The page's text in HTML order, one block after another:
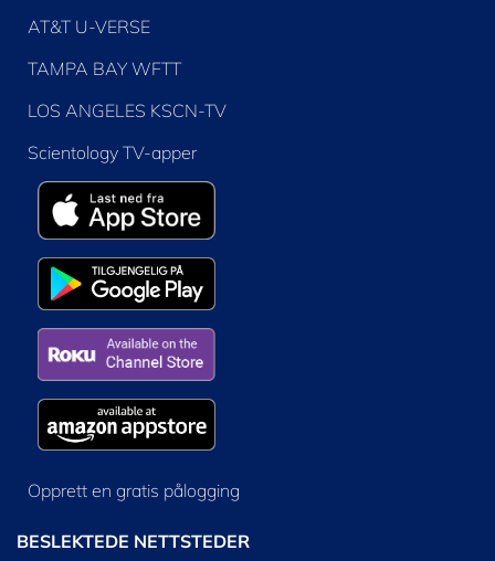
AT&T U-VERSE
TAMPA BAY WFTT
LOS ANGELES KSCN-TV
Scientology TV-apper
Opprett en gratis pålogging
BESLEKTEDE NETTSTEDER